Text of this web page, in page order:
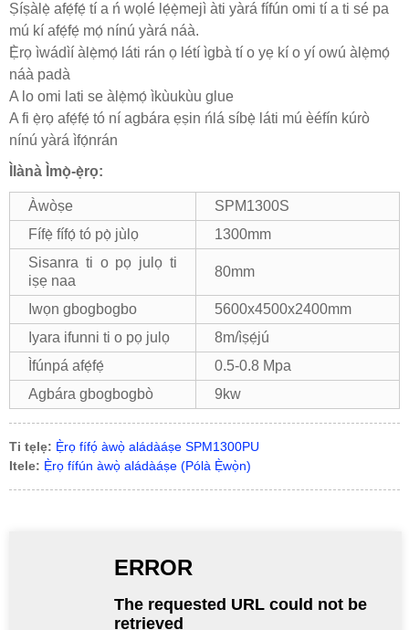
Ṣíṣàlẹ̀ afẹ́fẹ́ tí a ń wọlé lẹ́ẹ̀mejì àti yàrá fífún omi tí a ti sé pa
mú kí afẹ́fẹ́ mọ́ nínú yàrá náà.
Ẹ̀rọ ìwádìí àlẹ̀mọ́ láti rán ọ létí ìgbà tí o yẹ kí o yí owú àlẹ̀mọ́
náà padà
A lo omi lati se àlẹ̀mọ́ ìkùukùu glue
A fi ẹ̀rọ afẹ́fẹ́ tó ní agbára ẹṣin ńlá síbẹ̀ láti mú èéfín kúrò
nínú yàrá ìfọ́nrán
Ìlànà Ìmọ̀-ẹ̀rọ:
Àwòṣe
SPM1300S
Fífẹ̀ fífọ́ tó pọ̀ jùlọ
1300mm
Sisanra ti o pọ julọ ti
iṣẹ naa
80mm
Iwọn gbogbogbo
5600x4500x2400mm
Iyara ifunni ti o pọ julọ
8m/ìṣẹ́jú
Ìfúnpá afẹ́fẹ́
0.5-0.8 Mpa
Agbára gbogbogbò
9kw
Ti tẹlẹ: Ẹ̀rọ fífọ́ àwọ̀ aládàáṣe SPM1300PU
Itele: Ẹ̀rọ fífún àwọ̀ aládàáṣe (Pólà Ẹ̀wọ̀n)